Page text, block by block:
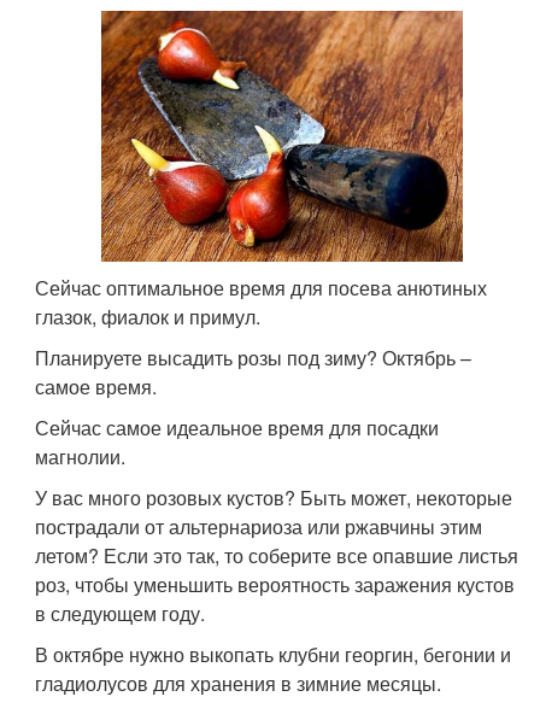
Сейчас оптимальное время для посева анютиных
глазок, фиалок и примул.
Планируете высадить розы под зиму? Октябрь –
самое время.
Сейчас самое идеальное время для посадки
магнолии.
У вас много розовых кустов? Быть может, некоторые
пострадали от альтернариоза или ржавчины этим
летом? Если это так, то соберите все опавшие листья
роз, чтобы уменьшить вероятность заражения кустов
в следующем году.
В октябре нужно выкопать клубни георгин, бегонии и
гладиолусов для хранения в зимние месяцы.